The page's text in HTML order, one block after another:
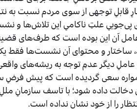
قابلِ توجهی از سوی مردم نسبت
علتِ ناکامیِ این تلاش‌ها و
آن این بوده است که طرف‌های قضیه
ساختار و محتوای آن نشست‌ها فقط
دیگر عدمِ توجه به ریشه‌های واقعی
سعی گردیده است که پیش فرضِ
دخالت داده شود؛ با تاسف سازمانِ
را از خود نشان نداده است.